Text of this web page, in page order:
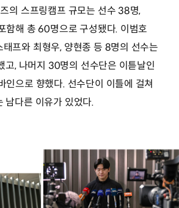
의 스프링캠프 규모는 선수 38명,
함해 총 60명으로 구성됐다. 이범호
프와 최형우, 양현종 등 8명의 선수는
고, 나머지 30명의 선수단은 이튿날인
인으로 향했다. 선수단이 이틀에 걸쳐
남다른 이유가 있었다.